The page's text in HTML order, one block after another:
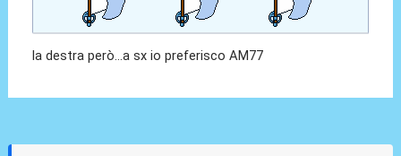
la destra però...a sx io preferisco AM77